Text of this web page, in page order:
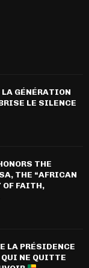
GÉNÉRATION
LE SILENCE
THE
THE “AFRICAN
OF FAITH,
LA PRÉSIDENCE
NE QUITTE